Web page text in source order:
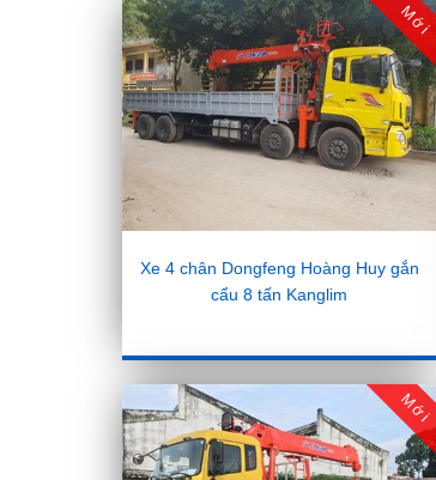
Mới
Xe 4 chân Dongfeng Hoàng Huy gắn
cẩu 8 tấn Kanglim
Mới